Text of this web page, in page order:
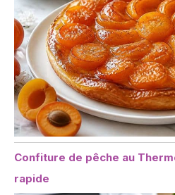
Confiture de pêche au
rapide